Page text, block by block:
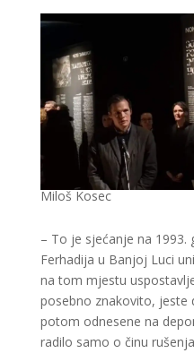
Miloš Kosec
– To je sjećanje na 1993.
Ferhadija u Banjoj Luci
na tom mjestu
posebno znakovito, jeste
potom odnesene na
radilo samo o činu